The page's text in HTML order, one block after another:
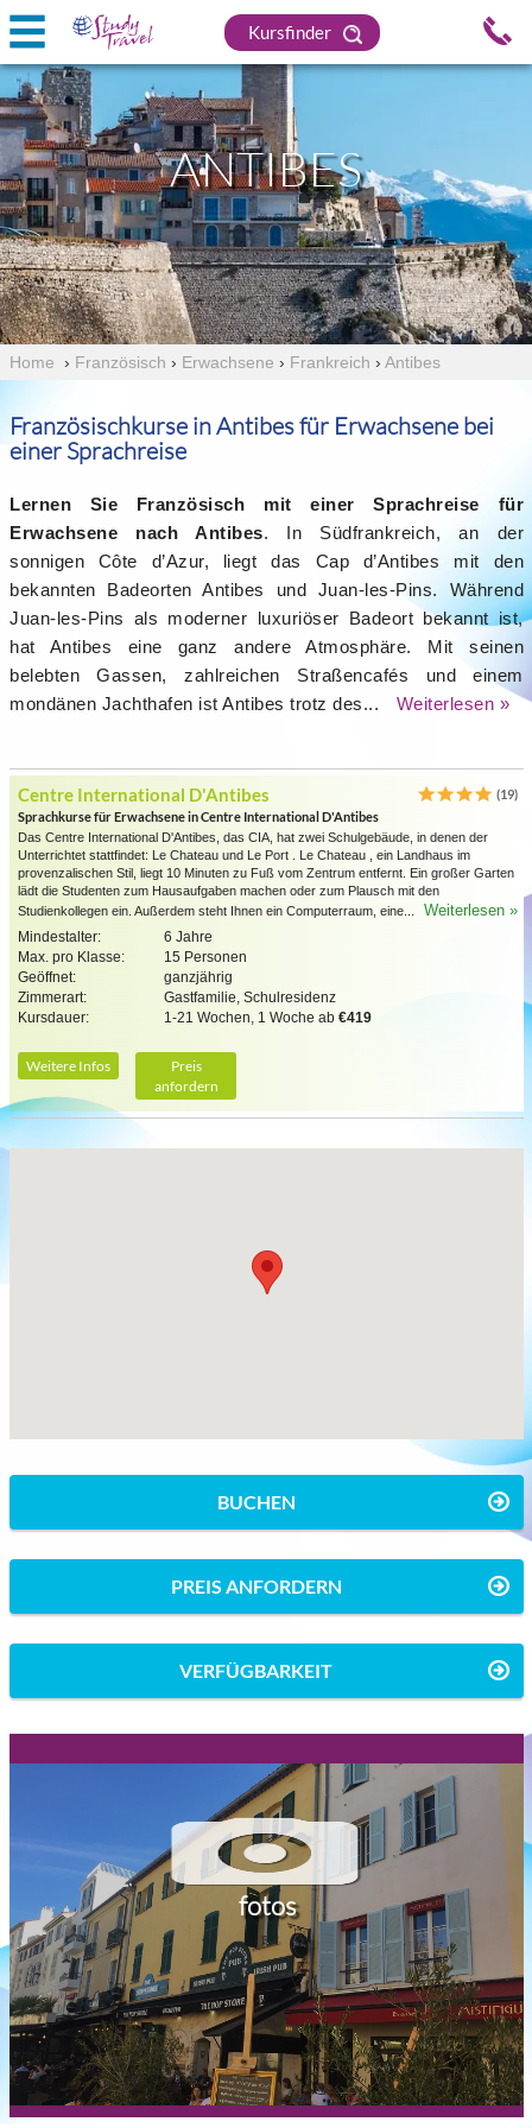
Kursfinder
ANTIBES
Home › Französisch › Erwachsene › Frankreich › Antibes
Französischkurse in Antibes für Erwachsene bei
einer Sprachreise
Lernen Sie Französisch mit einer Sprachreise für
Erwachsene nach Antibes. In Südfrankreich, an der
sonnigen Côte d’Azur, liegt das Cap d’Antibes mit den
bekannten Badeorten Antibes und Juan-les-Pins. Während
Juan-les-Pins als moderner luxuriöser Badeort bekannt ist,
hat Antibes eine ganz andere Atmosphäre. Mit seinen
belebten Gassen, zahlreichen Straßencafés und einem
mondänen Jachthafen ist Antibes trotz des...
Weiterlesen »
Centre International D'Antibes
(19)
Sprachkurse für Erwachsene in Centre International D'Antibes
Das Centre International D'Antibes, das CIA, hat zwei Schulgebäude, in denen der
Unterrichtet stattfindet: Le Chateau und Le Port . Le Chateau , ein Landhaus im
provenzalischen Stil, liegt 10 Minuten zu Fuß vom Zentrum entfernt. Ein großer Garten
lädt die Studenten zum Hausaufgaben machen oder zum Plausch mit den
Studienkollegen ein. Außerdem steht Ihnen ein Computerraum, eine...
Weiterlesen »
Mindestalter:
6 Jahre
Max. pro Klasse:
15 Personen
Geöffnet:
ganzjährig
Zimmerart:
Gastfamilie, Schulresidenz
Kursdauer:
1-21 Wochen, 1 Woche ab €419
Weitere Infos
Preis
anfordern
BUCHEN
PREIS ANFORDERN
VERFÜGBARKEIT
fotos